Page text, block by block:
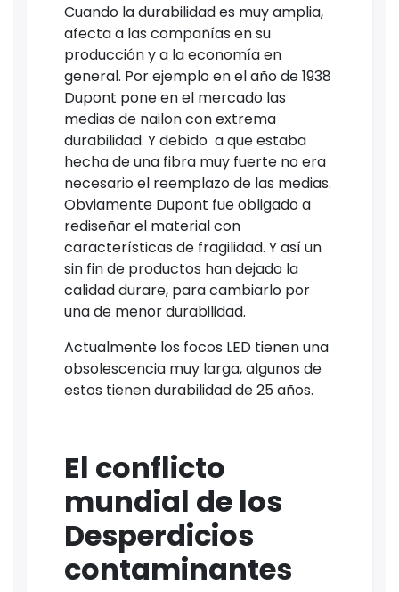
Cuando la durabilidad es muy amplia,
afecta a las compañías en su
producción y a la economía en
general. Por ejemplo en el año de 1938
Dupont pone en el mercado las
medias de nailon con extrema
durabilidad. Y debido a que estaba
hecha de una fibra muy fuerte no era
necesario el reemplazo de las medias.
Obviamente Dupont fue obligado a
rediseñar el material con
características de fragilidad. Y así un
sin fin de productos han dejado la
calidad durare, para cambiarlo por
una de menor durabilidad.
Actualmente los focos LED tienen una
obsolescencia muy larga, algunos de
estos tienen durabilidad de 25 años.
El conflicto
mundial de los
Desperdicios
contaminantes